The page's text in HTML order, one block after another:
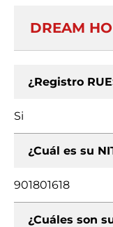
DREAM
¿Registro
Si
¿Cuál es su
901801618
¿Cuáles son